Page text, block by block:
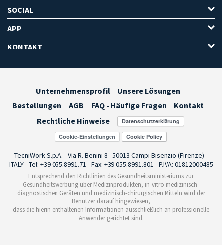
SOCIAL
APP
KONTAKT
Unternehmensprofil
Unsere Lösungen
Bestellungen
AGB FAQ - Häufige Fragen
Kontakt
Rechtliche Hinweise
Cookie-Einstellungen
TecniWork S.p.A. - Via R. Benini 8 - 50013 Campi Bisenzio (Firenze) -
ITALY - Tel: +39 055.8991.71 - Fax: +39 055.8991.801 - P.IVA: 01812000485
Entsprechend den Richtlinien des Gesundheitsministeriums zur
Gesundheitswerbung über Medizinprodukten, in-vitro medizinisch-
diagnostischen Geräten und medizinisch-chirurgischen Mitteln wird der
Benutzer darauf hingewiesen,
dass die hierin enthaltenen Informationen ausschließlich an professionelle
Anwender gerichtet sind.